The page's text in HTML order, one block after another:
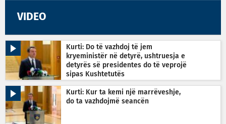
VIDEO
Kurti: Do të vazhdoj të jem
kryeministër në detyrë, ushtruesja e
detyrës së presidentes do të veprojë
sipas Kushtetutës
Kurti: Kur ta kemi një marrëveshje,
do ta vazhdojmë seancën